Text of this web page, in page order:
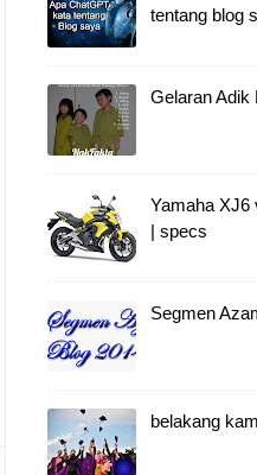
tentang blog
Gelaran Adik
Yamaha XJ6
| specs
Segmen
belakang